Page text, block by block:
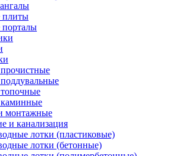
плиты
монтажные
и канализация
лотки (пластиковые)
лотки (бетонные)